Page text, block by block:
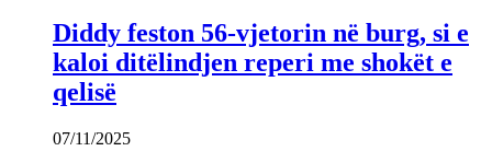
Diddy feston 56-vjetorin në burg, si e
kaloi ditëlindjen reperi me shokët e
qelisë
07/11/2025